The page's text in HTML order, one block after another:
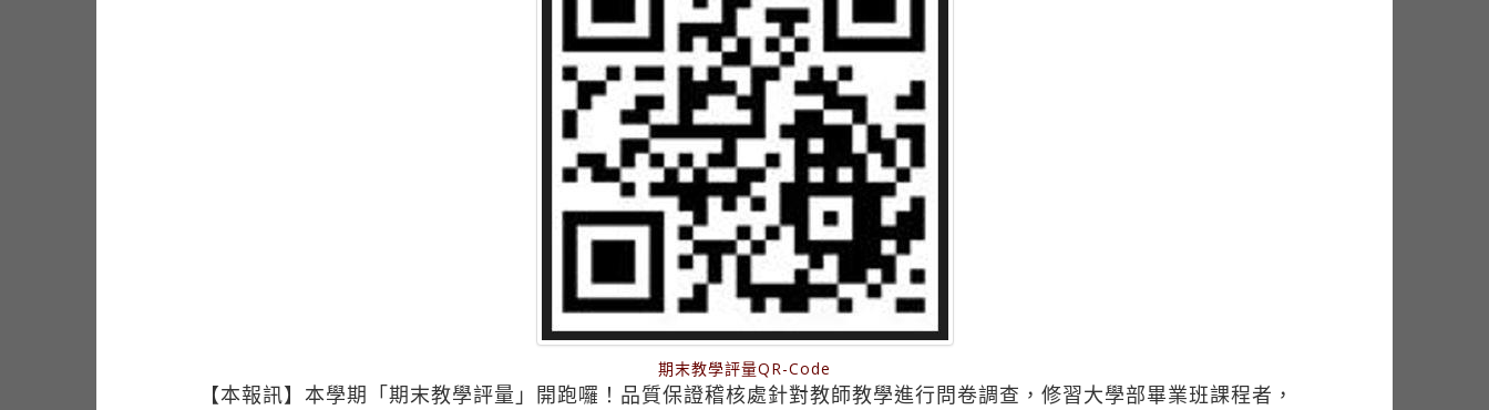
期末教學評量QR-Code
【本報訊】本學期「期末教學評量」開跑囉！品質保證稽核處針對教師教學進行問卷調查，修習大學部畢業班課程者，